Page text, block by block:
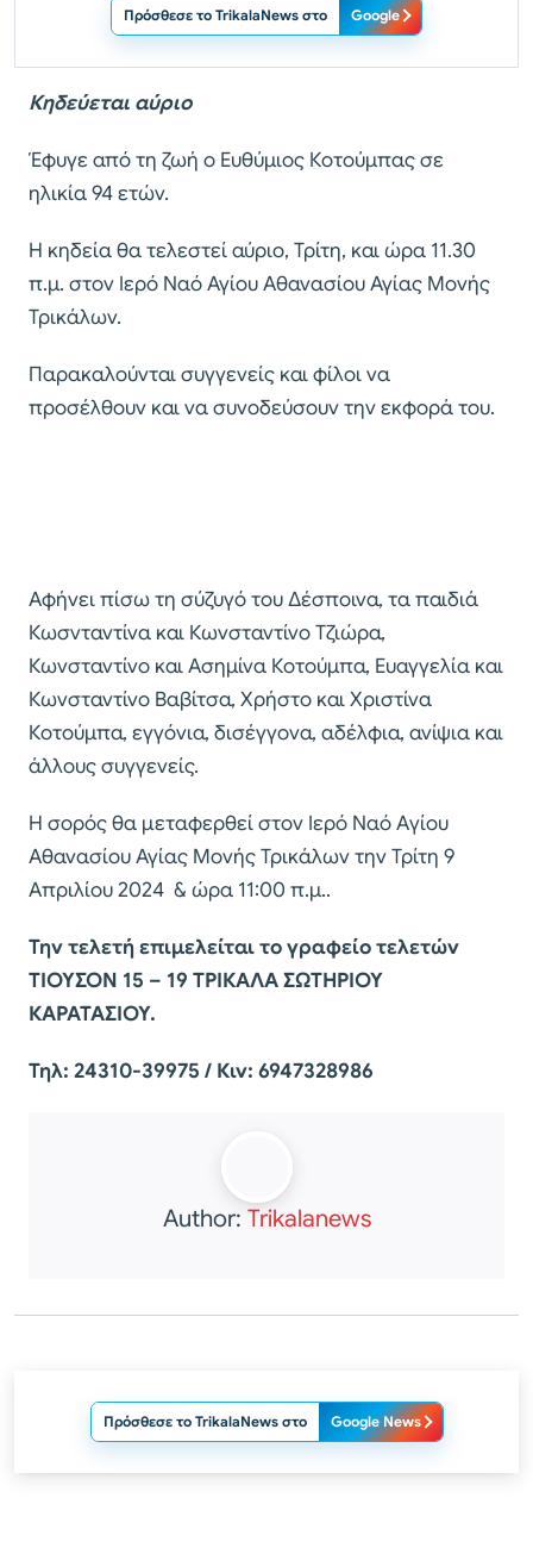
Πρόσθεσε το TrikalaNews στο Google
Κηδεύεται αύριο
Έφυγε από τη ζωή ο Ευθύμιος Κοτούμπας σε
ηλικία 94 ετών.
Η κηδεία θα τελεστεί αύριο, Τρίτη, και ώρα 11.30
π.μ. στον Ιερό Ναό Αγίου Αθανασίου Αγίας Μονής
Τρικάλων.
Παρακαλούνται συγγενείς και φίλοι να
προσέλθουν και να συνοδεύσουν την εκφορά του.
Αφήνει πίσω τη σύζυγό του Δέσποινα, τα παιδιά
Κωσνταντίνα και Κωνσταντίνο Τζιώρα,
Κωνσταντίνο και Ασημίνα Κοτούμπα, Ευαγγελία και
Κωνσταντίνο Βαβίτσα, Χρήστο και Χριστίνα
Κοτούμπα, εγγόνια, δισέγγονα, αδέλφια, ανίψια και
άλλους συγγενείς.
Η σορός θα μεταφερθεί στον Ιερό Ναό Aγίου
Αθανασίου Αγίας Μονής Τρικάλων την Τρίτη 9
Απριλίου 2024 & ώρα 11:00 π.μ..
Την τελετή επιμελείται το γραφείο τελετών
ΤΙΟΥΣΟΝ 15 – 19 ΤΡΙΚΑΛΑ ΣΩΤΗΡΙΟΥ
ΚΑΡΑΤΑΣΙΟΥ.
Τηλ: 24310-39975 / Κιν: 6947328986
Author: Trikalanews
Πρόσθεσε το TrikalaNews στο Google News